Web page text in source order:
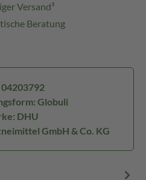
Versand³
Beratung
04203792
Globuli
DHU
GmbH & Co. KG